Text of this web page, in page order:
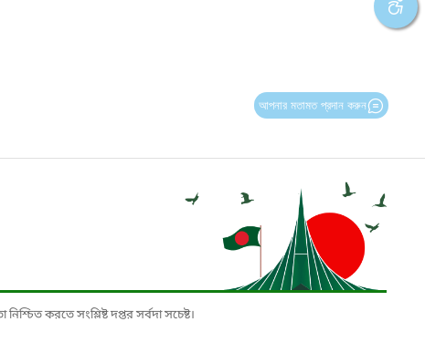
আপনার মতামত প্রদান করুন
করতে সংশ্লিষ্ট দপ্তর সর্বদা সচেষ্ট।